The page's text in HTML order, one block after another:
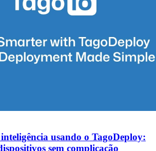
usando o TagoDeploy:
sem complicação